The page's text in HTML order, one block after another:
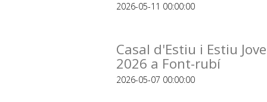
2026-05-11 00:00:00
Casal d'Estiu i Estiu Jove
2026 a Font-rubí
2026-05-07 00:00:00